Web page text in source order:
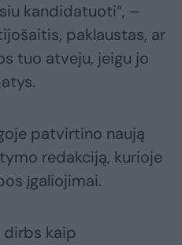
kandidatuoti“, –
paklaustas, ar
tuo atveju, jeigu jo
patvirtino naują
redakciją, kurioje
įgaliojimai.
kaip